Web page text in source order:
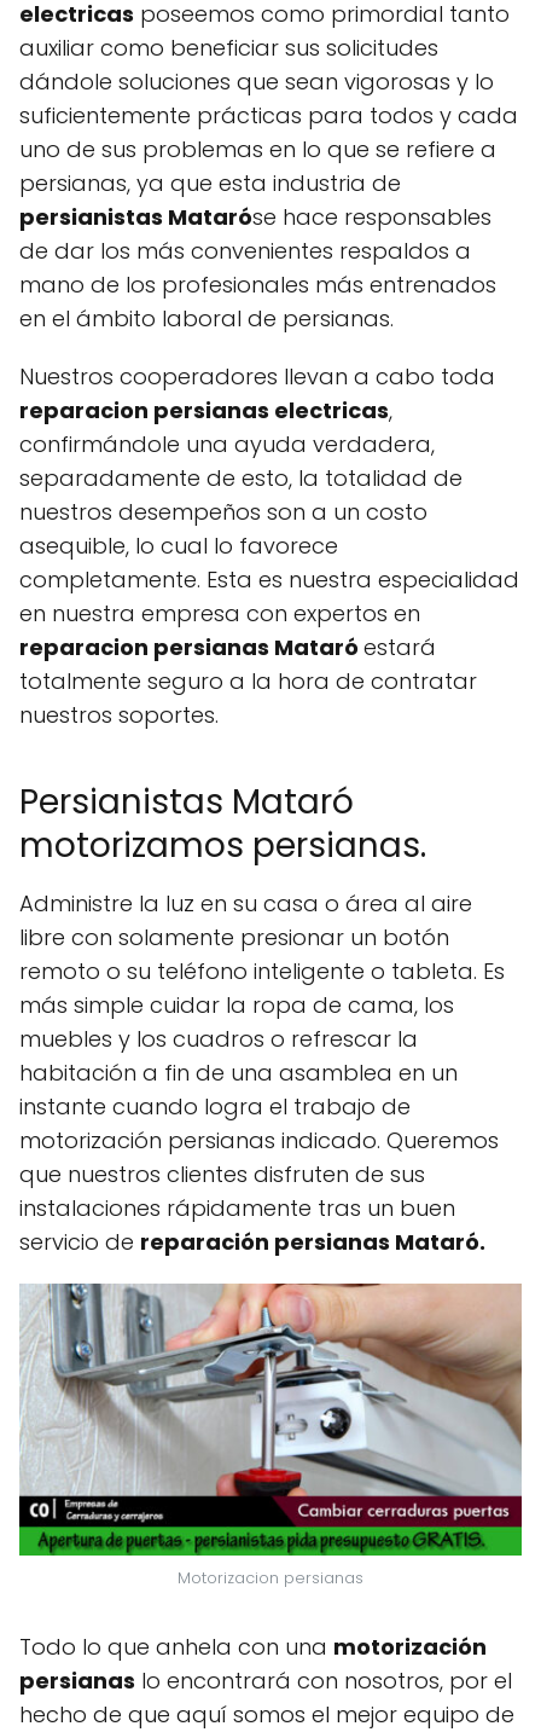
electricas poseemos como primordial tanto
auxiliar como beneficiar sus solicitudes
dándole soluciones que sean vigorosas y lo
suficientemente prácticas para todos y cada
uno de sus problemas en lo que se refiere a
persianas, ya que esta industria de
persianistas Mataróse hace responsables
de dar los más convenientes respaldos a
mano de los profesionales más entrenados
en el ámbito laboral de persianas.
Nuestros cooperadores llevan a cabo toda
reparacion persianas electricas,
confirmándole una ayuda verdadera,
separadamente de esto, la totalidad de
nuestros desempeños son a un costo
asequible, lo cual lo favorece
completamente. Esta es nuestra especialidad
en nuestra empresa con expertos en
reparacion persianas Mataró estará
totalmente seguro a la hora de contratar
nuestros soportes.
Persianistas Mataró
motorizamos persianas.
Administre la luz en su casa o área al aire
libre con solamente presionar un botón
remoto o su teléfono inteligente o tableta. Es
más simple cuidar la ropa de cama, los
muebles y los cuadros o refrescar la
habitación a fin de una asamblea en un
instante cuando logra el trabajo de
motorización persianas indicado. Queremos
que nuestros clientes disfruten de sus
instalaciones rápidamente tras un buen
servicio de reparación persianas Mataró.
Motorizacion persianas
Todo lo que anhela con una motorización
persianas lo encontrará con nosotros, por el
hecho de que aquí somos el mejor equipo de